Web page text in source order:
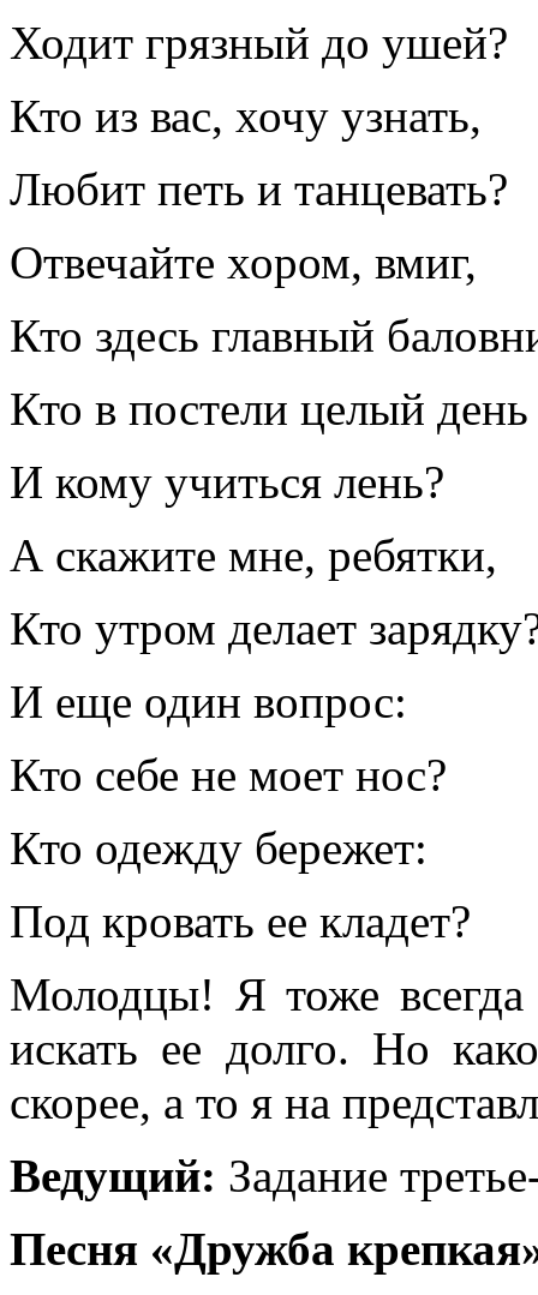
Ходит грязный до ушей?
Кто из вас, хочу узнать,
Любит петь и танцевать?
Отвечайте хором, вмиг,
Кто здесь главный
Кто в постели целый день
И кому учиться лень?
А скажите мне, ребятки,
Кто утром делает
И еще один вопрос:
Кто себе не моет нос?
Кто одежду бережет:
Под кровать ее кладет?
Молодцы! Я тоже всегда
искать ее долго. Но
скорее, а то я на
Ведущий: Задание
Песня «Дружба